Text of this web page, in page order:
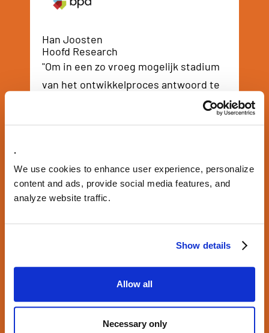
.
We use cookies to enhance user experience, personalize
content and ads, provide social media features, and
analyze website traffic.
Show details
Allow all
Necessary only
Han Joosten
Hoofd Research
"Om in een zo vroeg mogelijk stadium
van het ontwikkelproces antwoord te
desbetreffende doelgroep wil wonen
en welke elementen belangrijk zijn."